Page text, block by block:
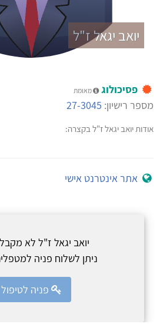
יואב יגאל ז"ל
פסיכולוג מאומת
מספר רישיון: 27-3045
אודות יואב יגאל ז"ל בקצרה:
אתר אינטרנט אישי
יואב יגאל ז"ל לא
ניתן לשלוח פניה
פניה לטיפול